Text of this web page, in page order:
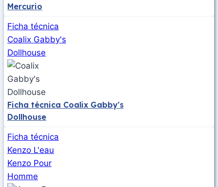
Mercurio
Ficha técnica
Coalix Gabby's
Dollhouse
Ficha técnica Coalix Gabby's
Dollhouse
Ficha técnica
Kenzo L'eau
Kenzo Pour
Homme